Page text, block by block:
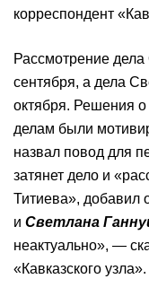
корреспондент
Рассмотрение
сентября, а дела
октября. Решения
делам были
назвал повод для
затянет дело и
Титиева», добавил
и Светлана
неактуально», —
«Кавказского узла».